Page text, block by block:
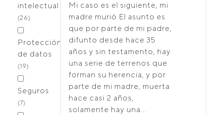
intelectual
(26)
Protección
de datos
(19)
Seguros
(7)
Mi caso es el siguiente, mi
madre murió El asunto es
que por parte de mi padre,
difunto desde hace 35
años y sin testamento, hay
una serie de terrenos que
forman su herencia, y por
parte de mi madre, muerta
hace casi 2 años,
solamente hay una...